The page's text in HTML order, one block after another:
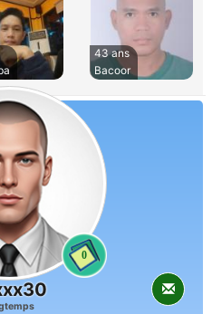
43 ans
Bacoor
0